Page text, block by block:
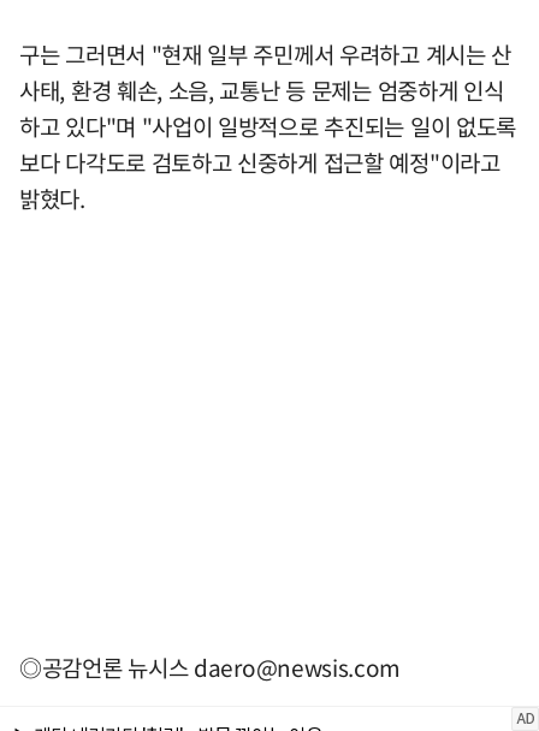
구는 그러면서 "현재 일부 주민께서 우려하고 계시는 산
사태, 환경 훼손, 소음, 교통난 등 문제는 엄중하게 인식
하고 있다"며 "사업이 일방적으로 추진되는 일이 없도록
보다 다각도로 검토하고 신중하게 접근할 예정"이라고
밝혔다.
◎공감언론 뉴시스daero@newsis.com